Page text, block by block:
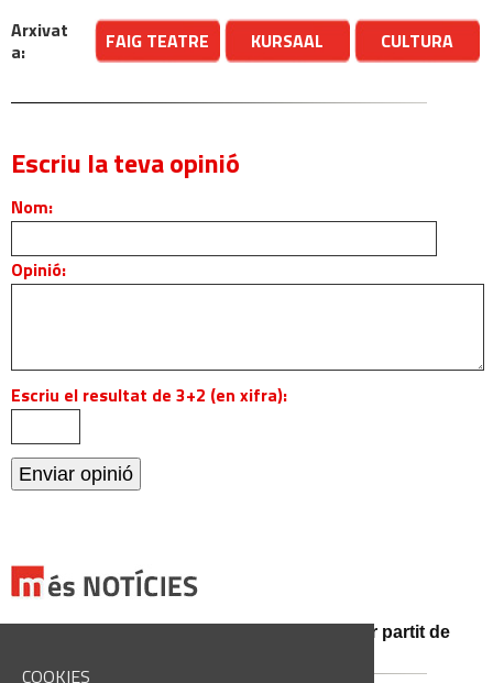
COOKIES
Arxivat
a:
FAIG TEATRE KURSAAL CULTURA
Escriu la teva opinió
Nom:
Opinió:
Escriu el resultat de 3+2 (en xifra):
El CE Manresa rep l'Espanyol B en el primer partit de